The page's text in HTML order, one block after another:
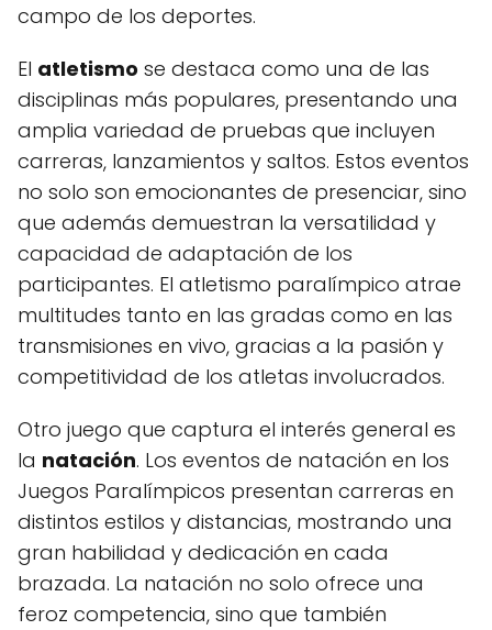
campo de los deportes.
El atletismo se destaca como una de las
disciplinas más populares, presentando una
amplia variedad de pruebas que incluyen
carreras, lanzamientos y saltos. Estos eventos
no solo son emocionantes de presenciar, sino
que además demuestran la versatilidad y
capacidad de adaptación de los
participantes. El atletismo paralímpico atrae
multitudes tanto en las gradas como en las
transmisiones en vivo, gracias a la pasión y
competitividad de los atletas involucrados.
Otro juego que captura el interés general es
la natación. Los eventos de natación en los
Juegos Paralímpicos presentan carreras en
distintos estilos y distancias, mostrando una
gran habilidad y dedicación en cada
brazada. La natación no solo ofrece una
feroz competencia, sino que también